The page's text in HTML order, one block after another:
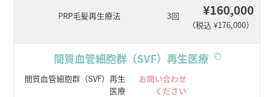
PRP毛髪再生療法 3回 ¥160,000
（税込 ¥176,000）
間質血管細胞群（SVF）再生医療
間質血管細胞群（SVF）再生
医療
お問い合わせ
ください